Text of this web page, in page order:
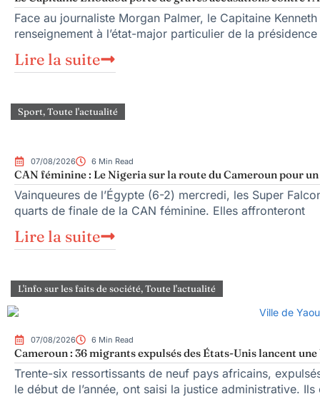
Face au journaliste Morgan Palmer, le Capitaine
renseignement à l’état-major particulier de la
Lire la suite
Sport,Toute l'actualité
07/08/2026 6 Min Read
CAN féminine : Le Nigeria sur la route du Cameroun pour
Vainqueures de l’Égypte (6-2) mercredi, les Super
quarts de finale de la CAN féminine. Elles affronteront
Lire la suite
L'info sur les faits de société,Toute l'actualité
07/08/2026 6 Min Read
Cameroun : 36 migrants expulsés des États-Unis lancent
Trente-six ressortissants de neuf pays africains,
le début de l’année, ont saisi la justice administrative. Ils